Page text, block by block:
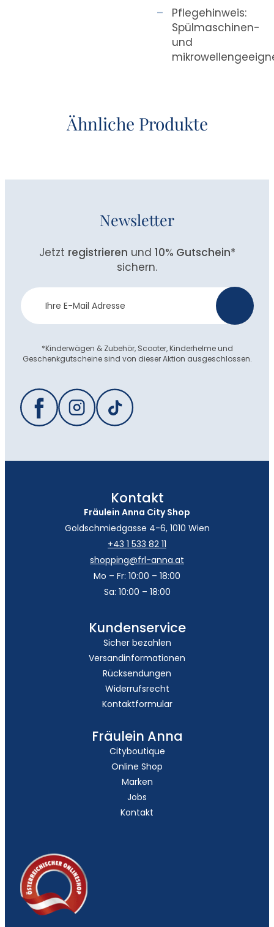
Pflegehinweis:
Spülmaschinen-
und
Ähnliche Produkte
Newsletter
Jetzt registrieren und 10% Gutschein*
sichern.
Newsletter
Anmeldung
*Kinderwägen & Zubehör, Scooter, Kinderhelme und
Geschenkgutscheine sind von dieser Aktion ausgeschlossen.
Kontakt
Fräulein Anna City Shop
Goldschmiedgasse 4-6, 1010 Wien
+43 1 533 82 11
shopping@frl-anna.at
Mo – Fr: 10:00 – 18:00
Sa: 10:00 – 18:00
Kundenservice
Sicher bezahlen
Versandinformationen
Rücksendungen
Widerrufsrecht
Kontaktformular
Fräulein Anna
Cityboutique
Online Shop
Marken
Jobs
Kontakt